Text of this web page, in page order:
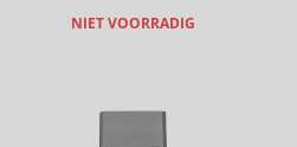
NIET VOORRADIG